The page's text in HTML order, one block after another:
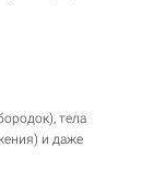
тела
и даже